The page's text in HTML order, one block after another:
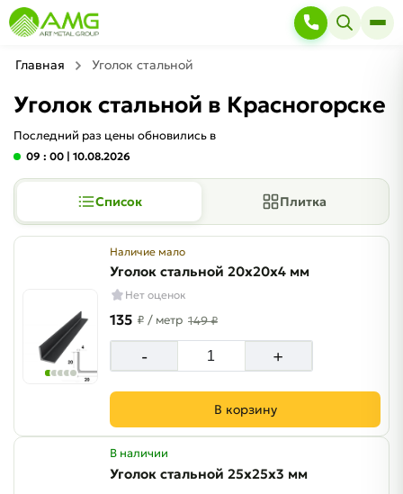
Главная Уголок стальной
Уголок стальной в Красногорске
Последний раз цены обновились в
09 : 00 | 10.08.2026
Список Плитка
Наличие мало
Уголок стальной 20х20х4 мм
Нет оценок
135 ₽ / метр 149 ₽
- +
В корзину
В наличии
Уголок стальной 25х25х3 мм